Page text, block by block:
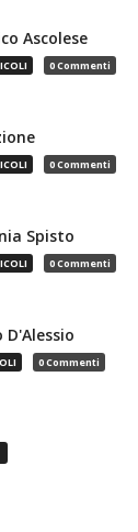
Ascolese
0 Commenti
0 Commenti
Spisto
0 Commenti
D'Alessio
0 Commenti